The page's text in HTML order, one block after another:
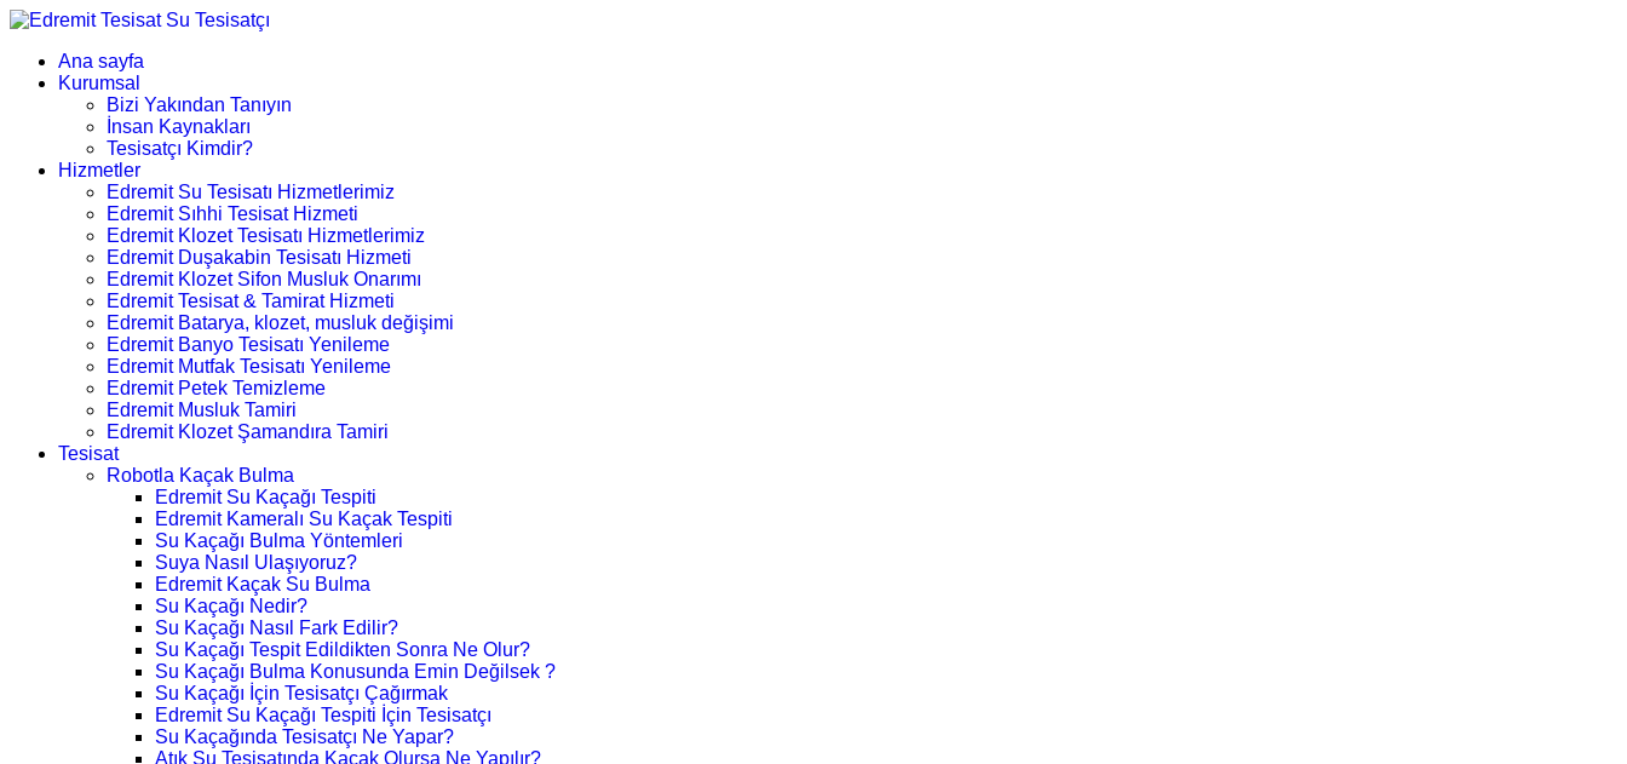
Ana sayfa
Kurumsal
Bizi Yakından Tanıyın
İnsan Kaynakları
Tesisatçı Kimdir?
Hizmetler
Edremit Su Tesisatı Hizmetlerimiz
Edremit Sıhhi Tesisat Hizmeti
Edremit Klozet Tesisatı Hizmetlerimiz
Edremit Duşakabin Tesisatı Hizmeti
Edremit Klozet Sifon Musluk Onarımı
Edremit Tesisat & Tamirat Hizmeti
Edremit Batarya, klozet, musluk değişimi
Edremit Banyo Tesisatı Yenileme
Edremit Mutfak Tesisatı Yenileme
Edremit Petek Temizleme
Edremit Musluk Tamiri
Edremit Klozet Şamandıra Tamiri
Tesisat
Robotla Kaçak Bulma
Edremit Su Kaçağı Tespiti
Edremit Kameralı Su Kaçak Tespiti
Su Kaçağı Bulma Yöntemleri
Suya Nasıl Ulaşıyoruz?
Edremit Kaçak Su Bulma
Su Kaçağı Nedir?
Su Kaçağı Nasıl Fark Edilir?
Su Kaçağı Tespit Edildikten Sonra Ne Olur?
Su Kaçağı Bulma Konusunda Emin Değilsek ?
Su Kaçağı İçin Tesisatçı Çağırmak
Edremit Su Kaçağı Tespiti İçin Tesisatçı
Su Kaçağında Tesisatçı Ne Yapar?
Atık Su Tesisatında Kaçak Olursa Ne Yapılır?